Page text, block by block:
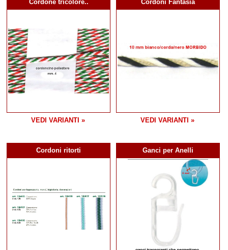
Cordone tricolore..
VEDI VARIANTI »
Cordoni Fantasia
VEDI VARIANTI »
Cordoni ritorti Ganci per Anelli